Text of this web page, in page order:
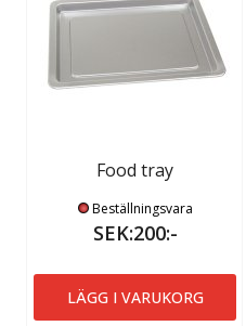
Food tray
Beställningsvara
SEK:200:-
LÄGG I VARUKORG